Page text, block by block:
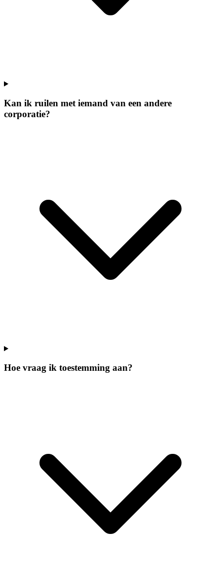
Kan ik ruilen met iemand van een andere
corporatie?
Hoe vraag ik toestemming aan?